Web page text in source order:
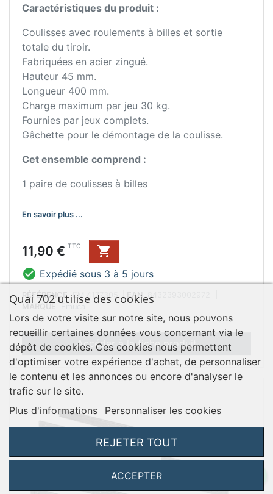
Caractéristiques du produit :
Coulisses avec roulements à billes et sortie
totale du tiroir.
Fabriquées en acier zingué.
Hauteur 45 mm.
Longueur 400 mm.
Charge maximum par jeu 30 kg.
Fournies par jeux complets.
Gâchette pour le démontage de la coulisse.
Cet ensemble comprend :
1 paire de coulisses à billes
En savoir plus ...
Prix
11,90 € TTC

 Expédié sous 3 à 5 jours
RÉFÉRENCE EM 4177305 | EAN 8432393002972
Accéder à la fiche produit
Quai 702 utilise des cookies
Lors de votre visite sur notre site, nous pouvons
recueillir certaines données vous concernant via le
dépôt de cookies. Ces cookies nous permettent
d'optimiser votre expérience d'achat, de personnaliser
le contenu et les annonces ou encore d'analyser le
trafic sur le site.
Plus d'informations
Personnaliser les cookies
REJETER TOUT
ACCEPTER